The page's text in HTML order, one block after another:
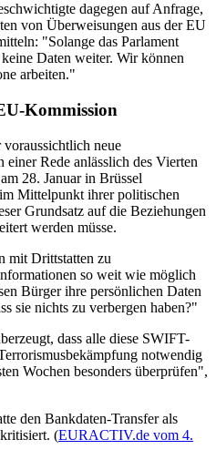
dagegen auf Anfrage,
von Überweisungen aus der EU
"Solange das Parlament
Daten weiter. Wir können
arbeiten."
Kommission
voraussichtlich neue
Rede anlässlich des Vierten
28. Januar in Brüssel
Mittelpunkt ihrer politischen
Grundsatz auf die Beziehungen
werden müsse.
mit Drittstatten zu
so weit wie möglich
Bürger ihre persönlichen Daten
sie nichts zu verbergen haben?"
dass alle diese SWIFT-
notwendig
Wochen besonders überprüfen",
den Bankdaten-Transfer als
(EURACTIV.de vom 4.